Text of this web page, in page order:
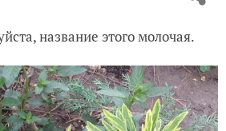
название этого молочая.